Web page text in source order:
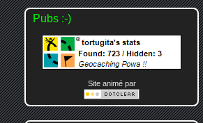
Pubs :-)
Site animé par